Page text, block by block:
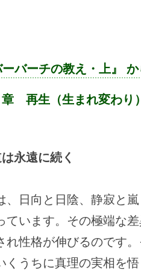
ーバーチの教え・上』
章 再生（生まれ変わり
永遠に続く
、日向と日陰、静寂と
ています。その極端な
れ性格が伸びるのです
くうちに真理の実相を